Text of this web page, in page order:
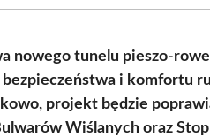
nowego tunelu pieszo-
i komfortu
projekt będzie
Wiślanych oraz